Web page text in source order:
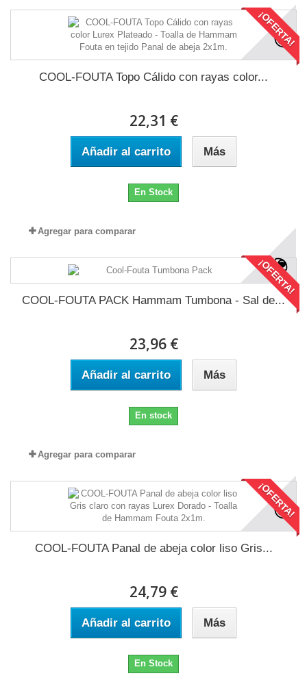
¡OFERTA!
COOL-FOUTA Topo Cálido con rayas color...
22,31 €
Añadir al carrito Más
En Stock
Agregar para comparar
¡OFERTA!
COOL-FOUTA PACK Hammam Tumbona - Sal de...
23,96 €
Añadir al carrito Más
En stock
Agregar para comparar
¡OFERTA!
COOL-FOUTA Panal de abeja color liso Gris...
24,79 €
Añadir al carrito Más
En Stock